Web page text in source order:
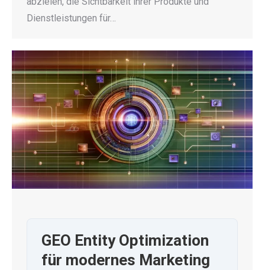
Dienstleistungen für…
GEO Entity Optimization
für modernes Marketing